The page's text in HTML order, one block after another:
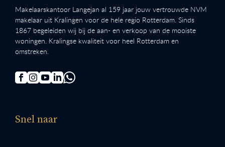
Makelaarskantoor Langejan al 159 jaar jouw vertrouwde NVM
makelaar uit Kralingen voor de hele regio Rotterdam. Sinds
1867 begeleiden wij bij de aan- en verkoop van de mooiste
woningen. Kralingse kwaliteit voor heel Rotterdam en
omstreken.
Snel naar